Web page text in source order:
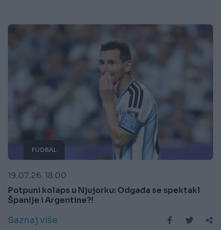
FUDBAL
19.07.26. 18:00
Potpuni kolaps u Njujorku: Odgađa se spektakl
Španije i Argentine?!
Saznaj više